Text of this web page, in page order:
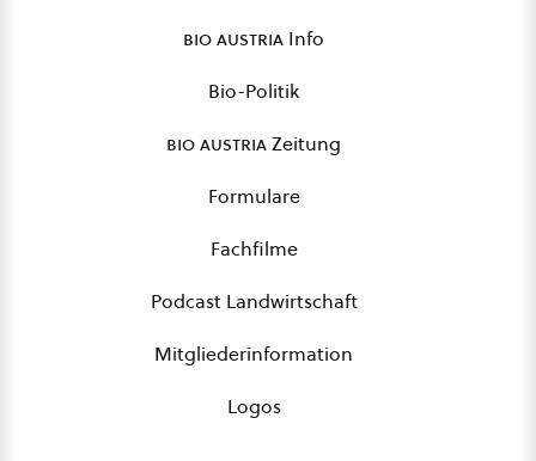
bio austria Info
Bio-Politik
bio austriaZeitung
Formulare
Fachfilme
Podcast Landwirtschaft
Mitgliederinformation
Logos